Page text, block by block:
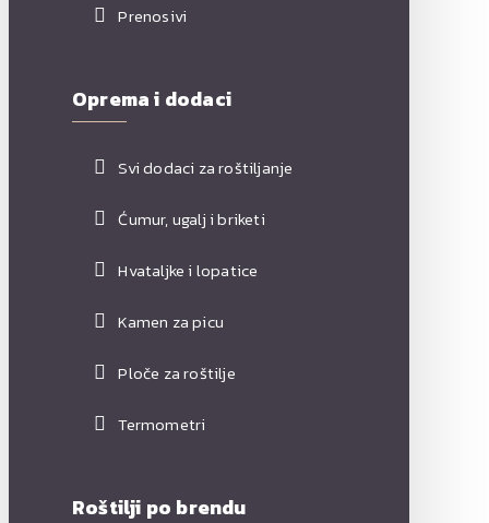
Prenosivi
Oprema i dodaci
Svi dodaci za roštiljanje
Ćumur, ugalj i briketi
Hvataljke i lopatice
Kamen za picu
Ploče za roštilje
Termometri
Roštilji po brendu